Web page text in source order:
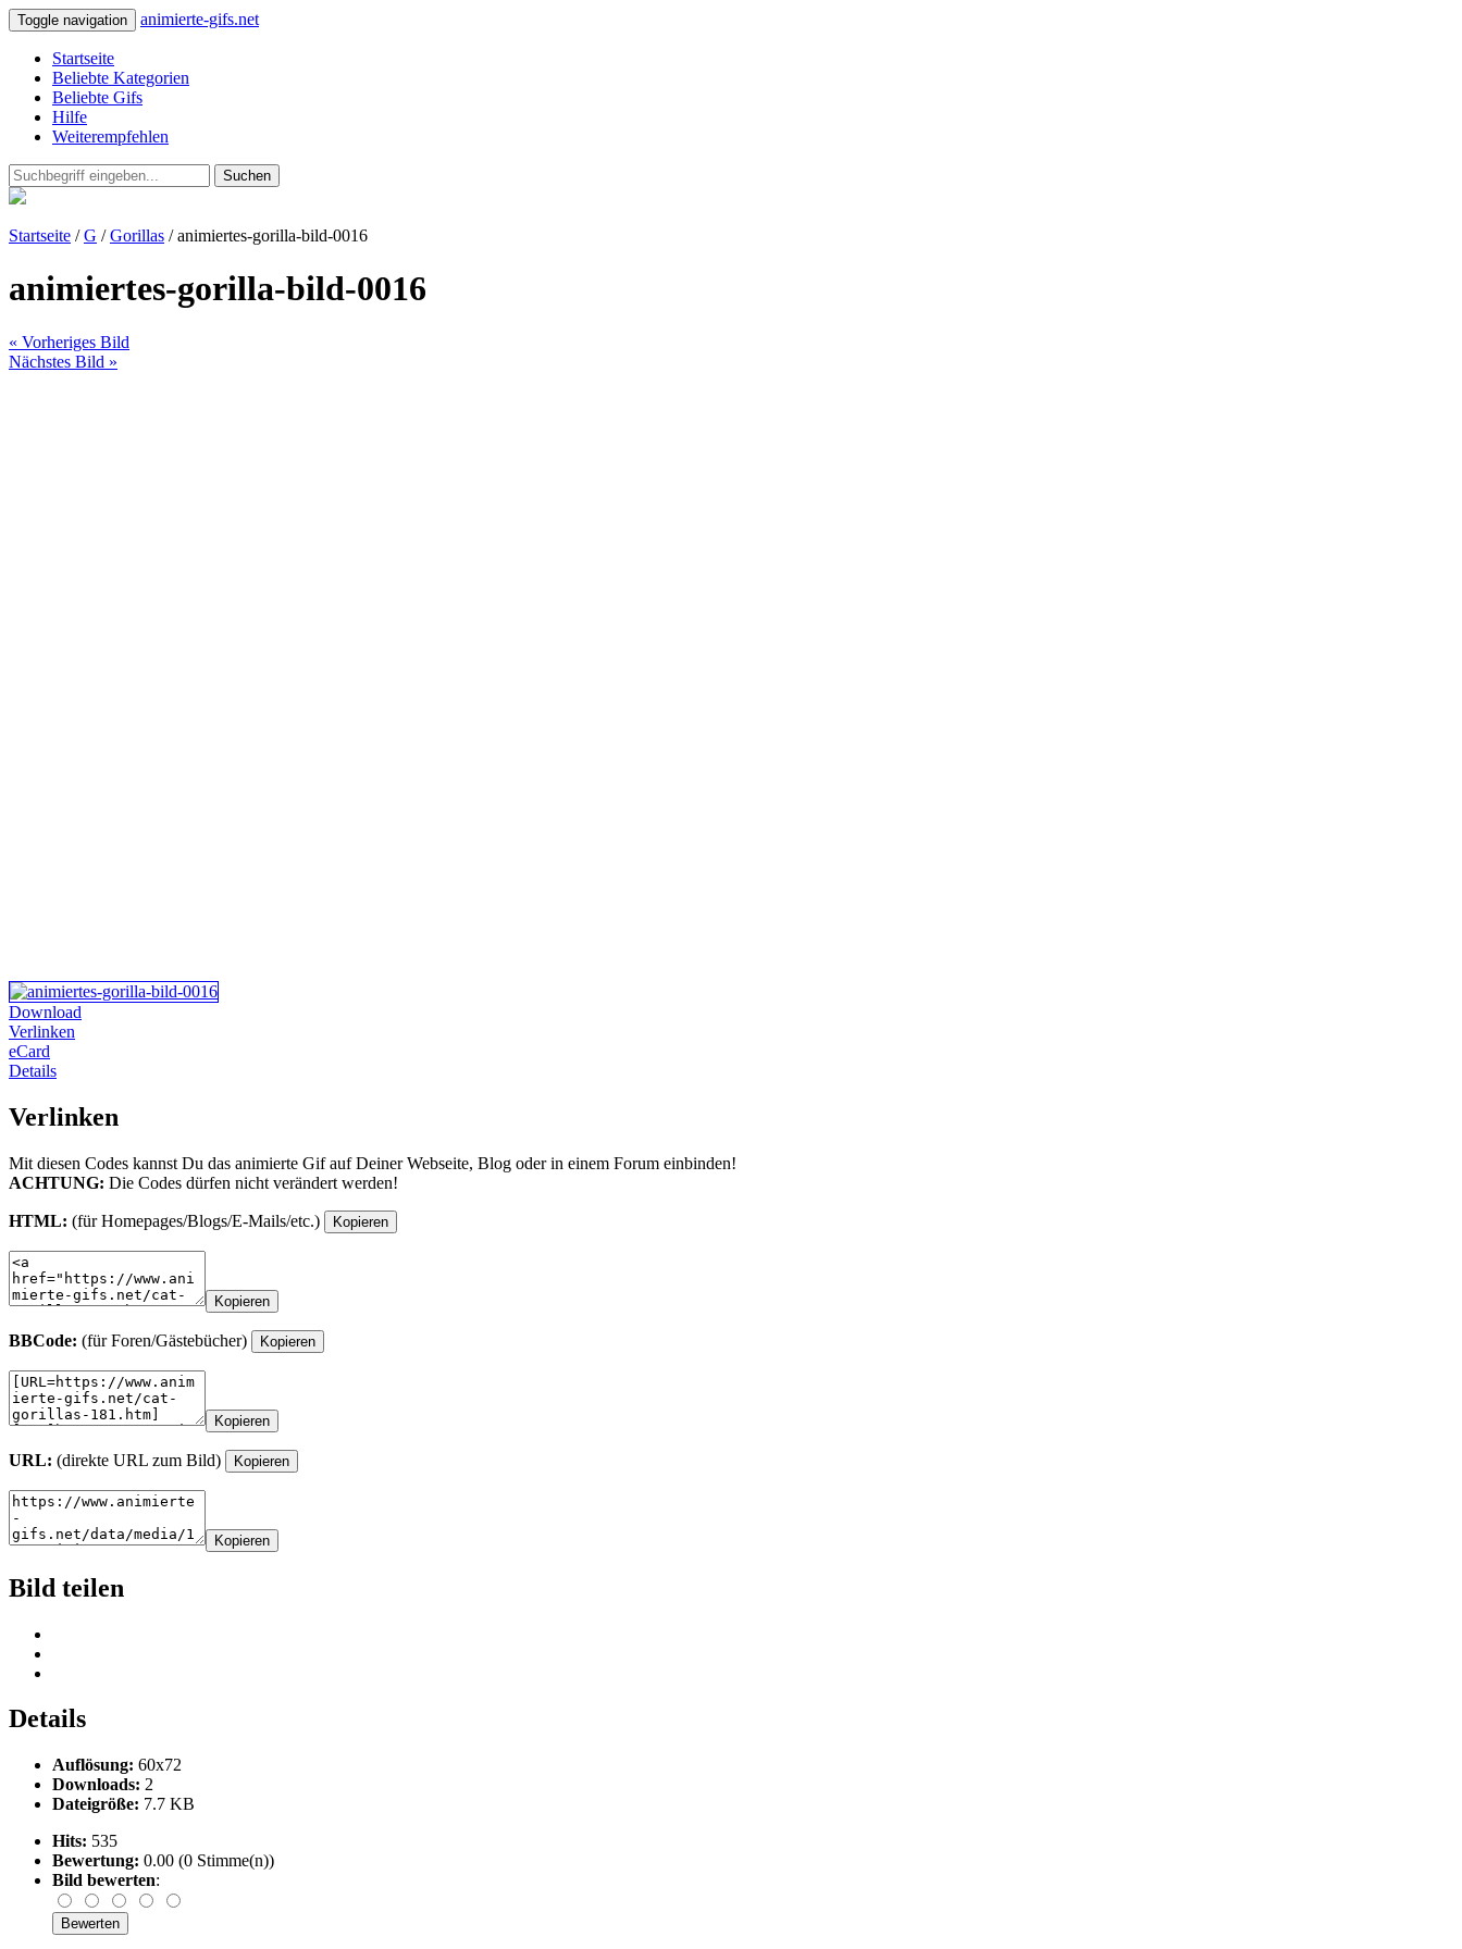
Toggle navigation animierte-gifs.net
Startseite
Beliebte Kategorien
Beliebte Gifs
Hilfe
Weiterempfehlen
Suchen
Startseite /G /Gorillas / animiertes-gorilla-bild-0016
animiertes-gorilla-bild-0016
« Vorheriges Bild
Nächstes Bild »
Download
Verlinken
eCard
Details
Verlinken
Mit diesen Codes kannst Du das animierte Gif auf Deiner Webseite, Blog oder in einem Forum einbinden!
ACHTUNG: Die Codes dürfen nicht verändert werden!
HTML: (für Homepages/Blogs/E-Mails/etc.) Kopieren
Kopieren
BBCode: (für Foren/Gästebücher) Kopieren
Kopieren
URL: (direkte URL zum Bild) Kopieren
Kopieren
Bild teilen
Details
Auflösung: 60x72
Downloads: 2
Dateigröße: 7.7 KB
Hits: 535
Bewertung: 0.00 (0 Stimme(n))
Bild bewerten: